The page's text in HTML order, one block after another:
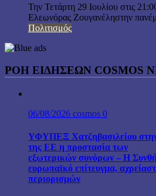
Την Τετάρτη 29 Ιουλίου στις
Ελεωνόρας Ζουγανέληστην
Πολιτισμός
ΡΟΗ ΕΙΔΗΣΕΩΝ COSMOS
06/08/2026 cosmos 0
ΥΦΥΠΕΞ Χατζηβασιλείου
της ΕΕ η προστασία των
εξωτερικών συνόρων – Η
ευρωπαϊκό επίτευγμα,
περιορισμών